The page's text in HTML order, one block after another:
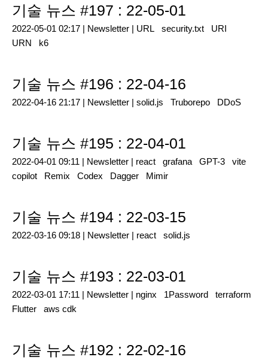
기술 뉴스 #197 : 22-05-01
2022-05-01 02:17 | Newsletter | URL security.txt
URI
URN
k6
기술 뉴스 #196 : 22-04-16
2022-04-16 21:17 | Newsletter | solid.js Truborepo DDoS
기술 뉴스 #195 : 22-04-01
2022-04-01 09:11 | Newsletter | react grafana GPT-3
vite
copilot
Remix Codex Dagger Mimir
기술 뉴스 #194 : 22-03-15
2022-03-16 09:18 | Newsletter | react solid.js
기술 뉴스 #193 : 22-03-01
2022-03-01 17:11 | Newsletter | nginx 1Password
terraform
Flutter
aws cdk
기술 뉴스 #192 : 22-02-16